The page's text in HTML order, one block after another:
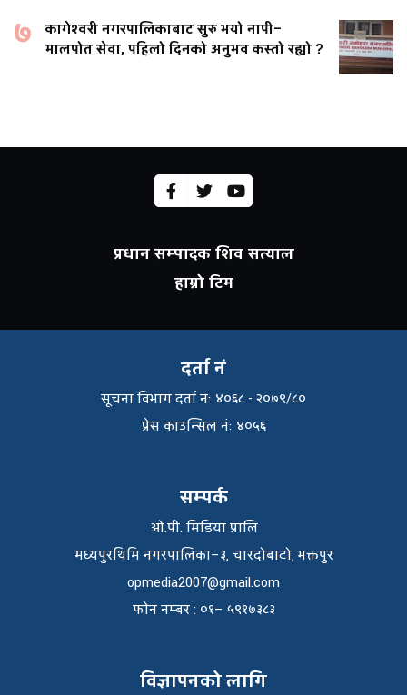
७
कागेश्वरी नगरपालिकाबाट सुरु भयो नापी–
मालपोत सेवा, पहिलो दिनको अनुभव कस्तो रह्यो ?
प्रधान सम्पादक शिव सत्याल
हाम्रो टिम
दर्ता नं
सूचना विभाग दर्ता नंः ४०६८ - २०७९/८०
प्रेस काउन्सिल नंः ४०५६
सम्पर्क
ओ.पी. मिडिया प्रालि
मध्यपुरथिमि नगरपालिका–३, चारदोबाटो, भक्तपुर
opmedia2007@gmail.com
फाेन नम्बर : ०१– ५९१७३८३
विज्ञापनको लागि